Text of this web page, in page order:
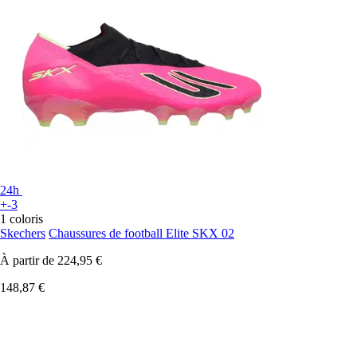
24h
+-3
1 coloris
Skechers Chaussures de football Elite SKX 02
À partir de 224,95 €
148,87 €